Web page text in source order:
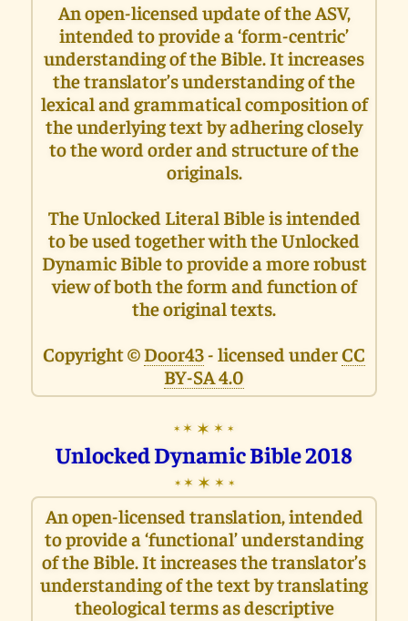
An open-licensed update of the ASV,
intended to provide a ‘form-centric’
understanding of the Bible. It increases
the translator’s understanding of the
lexical and grammatical composition of
the underlying text by adhering closely
to the word order and structure of the
originals.
The Unlocked Literal Bible is intended
to be used together with the Unlocked
Dynamic Bible to provide a more robust
view of both the form and function of
the original texts.
Copyright © Door43- licensed underCC
BY-SA 4.0
✶ ✶ ✶ ✶ ✶
Unlocked Dynamic Bible 2018
✶ ✶ ✶ ✶ ✶
An open-licensed translation, intended
to provide a ‘functional’ understanding
of the Bible. It increases the translator’s
understanding of the text by translating
theological terms as descriptive